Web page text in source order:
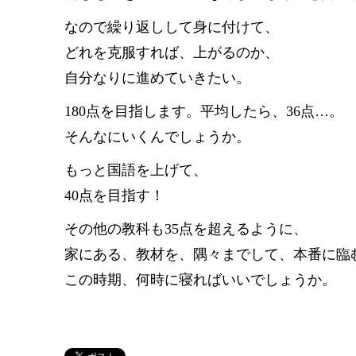
なので繰り返しして身に付けて、
どれを克服すれば、上がるのか、
自分なりに進めていきたい。
180点を目指します。平均したら、36点…。
そんなにいくんでしょうか。
もっと国語を上げて、
40点を目指す！
その他の教科も35点を超えるように、
家にある、教材を、隅々までして、本番に臨
この時期、何時に寝ればいいでしょうか。